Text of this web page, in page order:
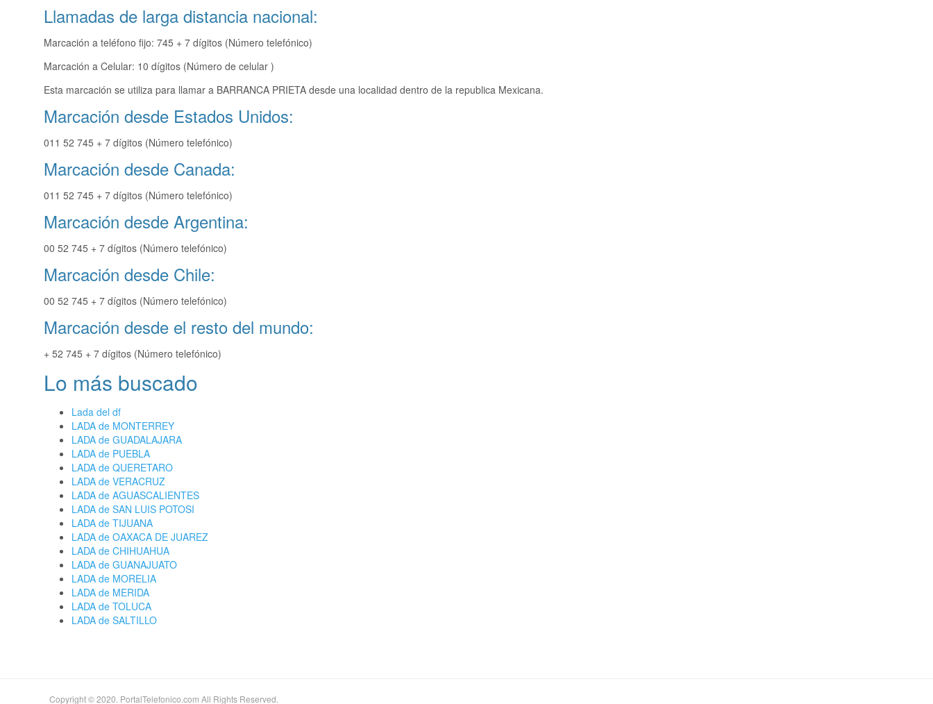
Llamadas de larga distancia nacional:
Marcación a teléfono fijo: 745 + 7 dígitos (Número telefónico)
Marcación a Celular: 10 dígitos (Número de celular )
Esta marcación se utiliza para llamar a BARRANCA PRIETA desde una localidad dentro de la republica Mexicana.
Marcación desde Estados Unidos:
011 52 745 + 7 dígitos (Número telefónico)
Marcación desde Canada:
011 52 745 + 7 dígitos (Número telefónico)
Marcación desde Argentina:
00 52 745 + 7 dígitos (Número telefónico)
Marcación desde Chile:
00 52 745 + 7 dígitos (Número telefónico)
Marcación desde el resto del mundo:
+ 52 745 + 7 dígitos (Número telefónico)
Lo más buscado
Lada del df
LADA de MONTERREY
LADA de GUADALAJARA
LADA de PUEBLA
LADA de QUERETARO
LADA de VERACRUZ
LADA de AGUASCALIENTES
LADA de SAN LUIS POTOSI
LADA de TIJUANA
LADA de OAXACA DE JUAREZ
LADA de CHIHUAHUA
LADA de GUANAJUATO
LADA de MORELIA
LADA de MERIDA
LADA de TOLUCA
LADA de SALTILLO
Copyright © 2020. PortalTelefonico.com All Rights Reserved.